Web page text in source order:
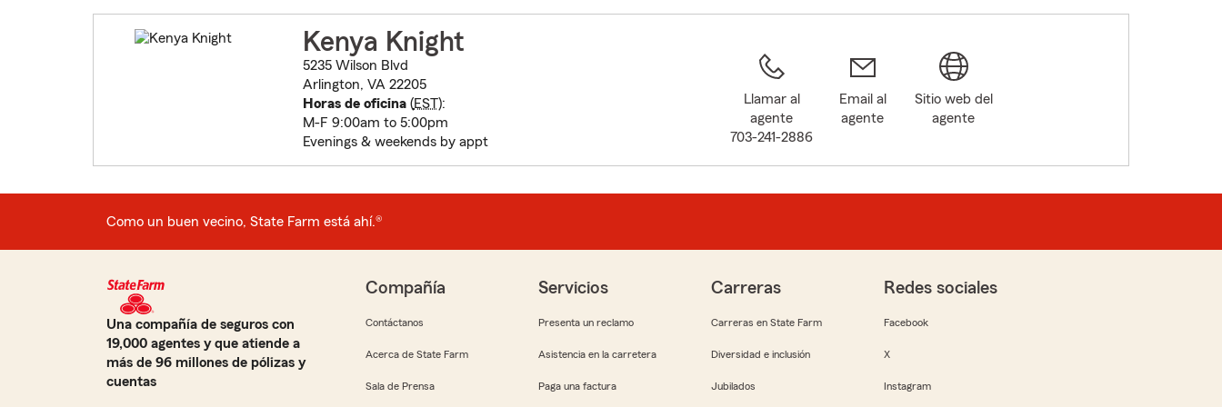
Kenya Knight
5235 Wilson Blvd
Arlington, VA 22205
Horas de oficina(EST):
M-F 9:00am to 5:00pm
Evenings & weekends by appt
Llamar al
agente
703-241-2886
Email al
agente
Sitio web del
agente
Como un buen vecino, State Farm está ahí.®
Una compañía de seguros con
19,000 agentes y que atiende a
más de 96 millones de pólizas y
cuentas
Compañía
Contáctanos
Acerca de State Farm
Sala de Prensa
Servicios
Presenta un reclamo
Asistencia en la carretera
Paga una factura
Carreras
Carreras en State Farm
Diversidad e inclusión
Jubilados
Redes sociales
Facebook
X
Instagram